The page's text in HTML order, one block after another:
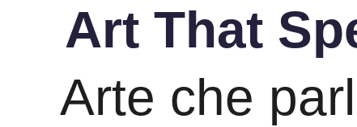
Art That
Arte che